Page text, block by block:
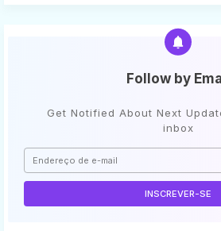
Follow by
Get Notified About Next
inbox